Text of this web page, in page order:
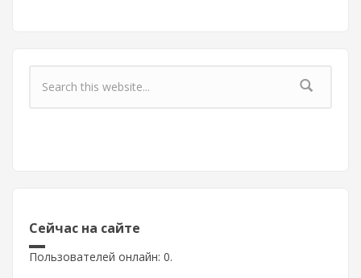
Форма поиска
Сейчас на сайте
Пользователей онлайн: 0.